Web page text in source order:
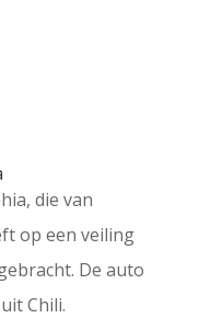
die van
op een veiling
De auto
Chili.